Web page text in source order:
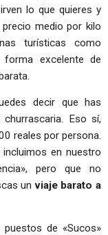
lo que quieres y
medio por kilo
turísticas como
forma excelente de
decir que has
Eso sí,
reales por persona.
en nuestro
pero que no
unviaje barato a
puestos de «Sucos»